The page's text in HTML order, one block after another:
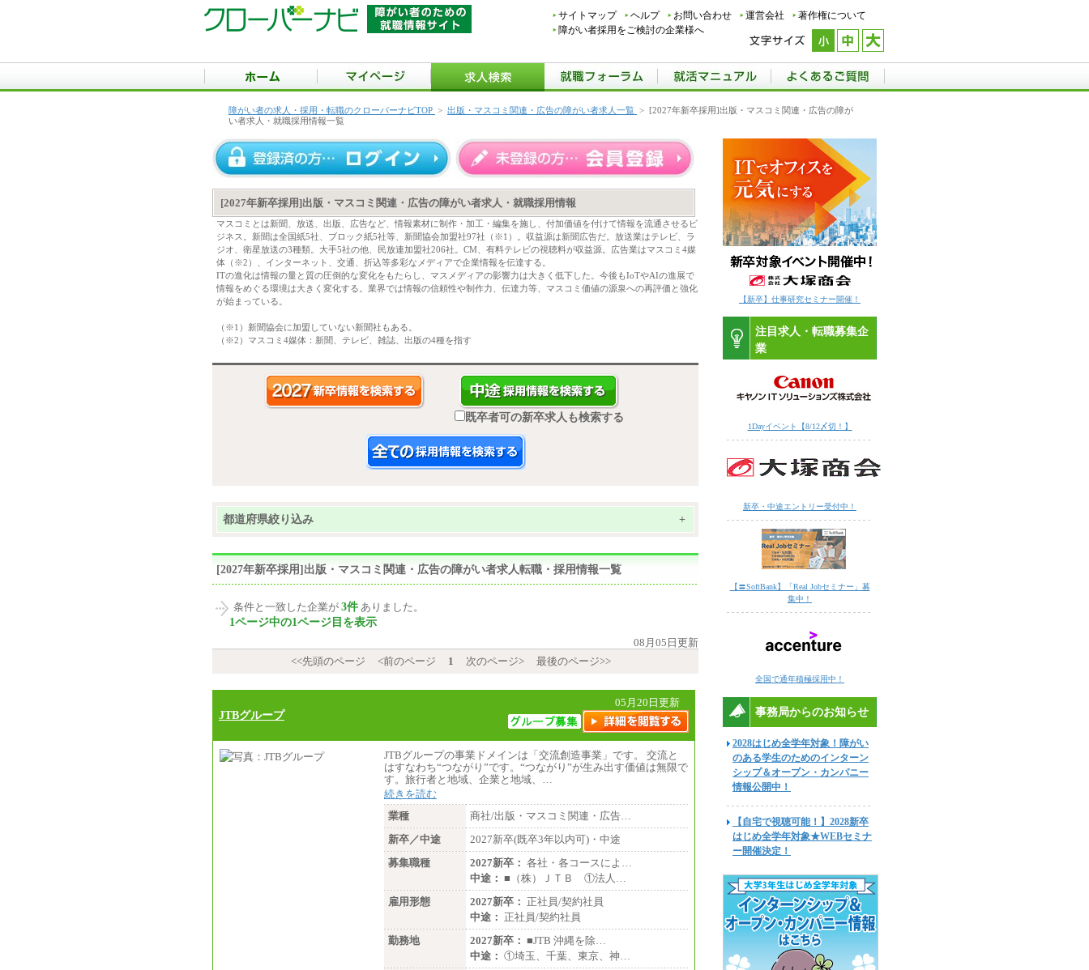
サイトマップ ヘルプ お問い合わせ 運営会社
著作権について
障がい者採用をご検討の企業様へ
障がい者の求人・採用・転職のクローバーナビTOP > 出版・マスコミ関連・広告の障がい者求人一覧 > [2027年新卒採用]出版・マスコミ関連・広告の障が
い者求人・就職採用情報一覧
[2027年新卒採用]出版・マスコミ関連・広告の障がい者求人・就職採用情報
マスコミとは新聞、放送、出版、広告など、情報素材に制作・加工・編集を施し、付加価値を付けて情報を流通させるビ
ジネス。新聞は全国紙5社、ブロック紙5社等、新聞協会加盟社97社（※1）。収益源は新聞広告だ。放送業はテレビ、ラ
ジオ、衛星放送の3種類。大手5社の他、民放連加盟社206社。CM、有料テレビの視聴料が収益源。広告業はマスコミ4媒
体（※2）、インターネット、交通、折込等多彩なメディアで企業情報を伝達する。
ITの進化は情報の量と質の圧倒的な変化をもたらし、マスメディアの影響力は大きく低下した。今後もIoTやAIの進展で
情報をめぐる環境は大きく変化する。業界では情報の信頼性や制作力、伝達力等、マスコミ価値の源泉への再評価と強化
が始まっている。
（※1）新聞協会に加盟していない新聞社もある。
（※2）マスコミ4媒体：新聞、テレビ、雑誌、出版の4種を指す
既卒者可の新卒求人も検索する
都道府県絞り込み +
[2027年新卒採用]出版・マスコミ関連・広告の障がい者求人転職・採用情報一覧
条件と一致した企業が 3件 ありました。
1ページ中の1ページ目を表示
08月05日更新
<<先頭のページ
<前のページ 1 次のページ> 最後のページ>>
JTBグループ
05月20日更新
JTBグループの事業ドメインは「交流創造事業」です。 交流と
はすなわち“つながり”です。“つながり”が生み出す価値は無限で
す。旅行者と地域、企業と地域、…
続きを読む
業種
商社/出版・マスコミ関連・広告…
新卒／中途
2027新卒(既卒3年以内可)・中途
募集職種
2027新卒： 各社・各コースによ…
中途： ■（株）ＪＴＢ ①法人…
雇用形態
2027新卒： 正社員/契約社員
中途： 正社員/契約社員
勤務地
2027新卒： ■JTB 沖縄を除…
中途： ①埼玉、千葉、東京、神…
【新卒】仕事研究セミナー開催！
注目求人・転職募集企
業
1Dayイベント【8/12〆切！】
新卒・中途エントリー受付中！
【〓SoftBank】「Real Jobセミナー」募
集中！
全国で通年積極採用中！
事務局からのお知らせ
2028はじめ全学年対象！障がい
のある学生のためのインターン
シップ＆オープン・カンパニー
情報公開中！
【自宅で視聴可能！】2028新卒
はじめ全学年対象★WEBセミナ
ー開催決定！